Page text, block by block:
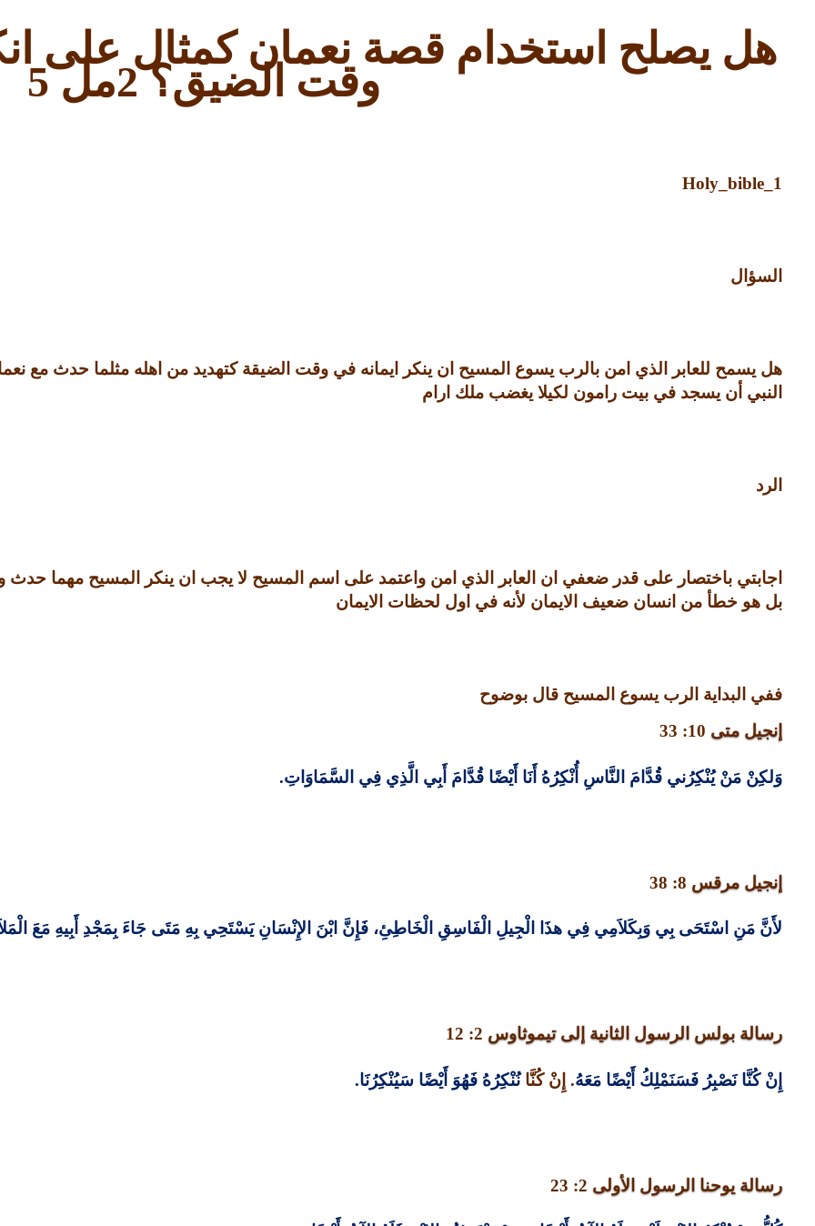
هل يصلح استخدام قصة نعمان كمثال على
وقت الضيق؟2مل5
Holy_bible_1
السؤال
هل يسمح للعابر الذي امن بالرب يسوع المسيح ان ينكر ايمانه في وقت الضيقة كتهديد من اهله مثلما حدث مع
النبي أن يسجد في بيت رامون لكيلا يغضب ملك ارام
الرد
اجابتي باختصار على قدر ضعفي ان العابر الذي امن واعتمد على اسم المسيح لا يجب ان ينكر المسيح مهما
بل هو خطأ من انسان ضعيف الايمان لأنه في اول لحظات الايمان
ففي البداية الرب يسوع المسيح قال بوضوح
إنجيل متى 10: 33
وَلكِنْ مَنْ يُنْكِرُني قُدَّامَ النَّاسِ أُنْكِرُهُ أَنَا أَيْضًا قُدَّامَ أَبِي الَّذِي فِي السَّمَاوَاتِ.
إنجيل مرقس 8: 38
لأَنَّ مَنِ اسْتَحَى بِي وَبِكَلاَمِي فِي هذَا الْجِيلِ الْفَاسِقِ الْخَاطِئِ، فَإِنَّ ابْنَ الإِنْسَانِ يَسْتَحِي بِهِ مَتَى جَاءَ بِمَجْدِ أَبِيهِ مَعَ
رسالة بولس الرسول الثانية إلى تيموثاوس 2: 12
إِنْ كُنَّا نَصْبِرُ فَسَنَمْلِكُ أَيْضًا مَعَهُ. إِنْ كُنَّا نُنْكِرُهُ فَهُوَ أَيْضًا سَيُنْكِرُنَا.
رسالة يوحنا الرسول الأولى 2: 23